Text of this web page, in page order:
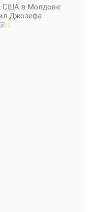
США в Молдове:
Джозефа
0